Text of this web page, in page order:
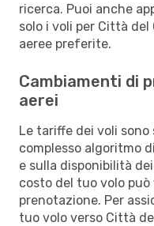
ricerca. Puoi anche
solo i voli per Città
aeree preferite.
Cambiamenti di
aerei
Le tariffe dei voli
complesso algoritmo
e sulla disponibilità
costo del tuo volo
prenotazione. Per
tuo volo verso Città